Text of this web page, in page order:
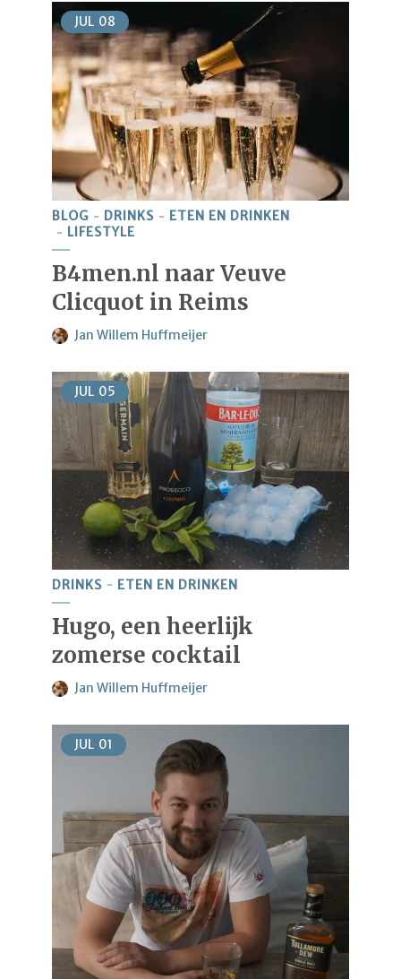
JUL 08
BLOG DRINKS
ETEN EN DRINKEN
LIFESTYLE
B4men.nl naar Veuve
Clicquot in Reims
Jan Willem Huffmeijer
JUL 05
DRINKS ETEN EN DRINKEN
Hugo, een heerlijk
zomerse cocktail
Jan Willem Huffmeijer
JUL 01